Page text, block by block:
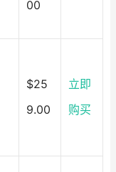
00
$25
9.00
立即
购买